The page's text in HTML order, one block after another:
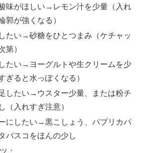
味がほしい→レモン汁を少量（入れ
郭が強くなる）
たい→砂糖をひとつまみ（ケチャッ
第）
たい→ヨーグルトや生クリームを少
ぎると水っぽくなる）
したい→ウスター少量、または粉チ
（入れすぎ注意）
にしたい→黒こしょう、パプリカパ
バスコをほんの少し
：